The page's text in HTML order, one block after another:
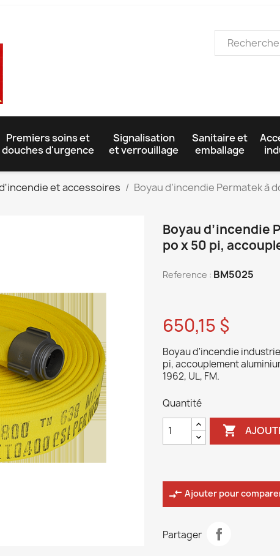
Premiers soins et
douches d'urgence
Signalisation
et verrouillage
Sanitaire et
emballage
et accessoires
Boyau d’incendie Permatek à
Boyau d’incendie
po x 50 pi,
Reference : BM5025
650,15 $
Boyau d'incendie
pi, accouplement
1962, UL, FM.
Quantité

compare_arrows Ajouter pour
Partager